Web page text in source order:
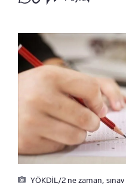
YÖKDİL/2 ne zaman, sınav